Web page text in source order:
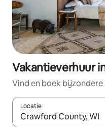
Vakantieverhuur
Vind en boek
Locatie
Wanneer er suggesties